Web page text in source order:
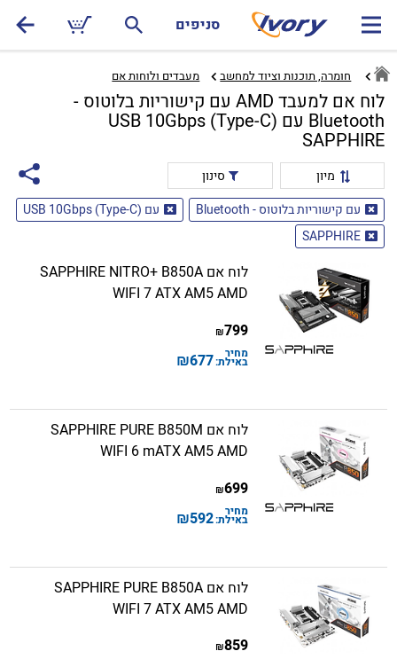
סניפים
חומרה, תוכנות וציוד למחשב מעבדים ולוחות אם‏
לוח אם למעבד AMD עם קישוריות בלוטוס -
Bluetooth עם USB 10Gbps (Type-C)
SAPPHIRE
מיון
סינון
עם קישוריות בלוטוס - Bluetooth
עם USB 10Gbps (Type-C)
SAPPHIRE
לוח אם SAPPHIRE NITRO+ B850A
WIFI 7 ATX AM5 AMD
799
₪
מחיר
באילת:677
₪
לוח אם SAPPHIRE PURE B850M
WIFI 6 mATX AM5 AMD
699
₪
מחיר
באילת:592
₪
לוח אם SAPPHIRE PURE B850A
WIFI 7 ATX AM5 AMD
859
₪